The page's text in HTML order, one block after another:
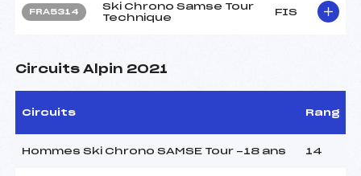
FRA5314
Ski Chrono Samse Tour
Technique
FIS
Circuits Alpin 2021
Circuits Rang
Hommes Ski Chrono SAMSE Tour -18 ans 14